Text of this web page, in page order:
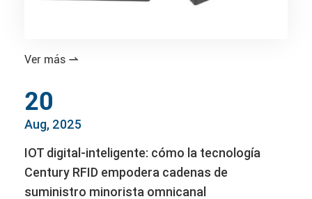
Ver más 
20
Aug, 2025
IOT digital-inteligente: cómo la tecnología
Century RFID empodera cadenas de
suministro minorista omnicanal